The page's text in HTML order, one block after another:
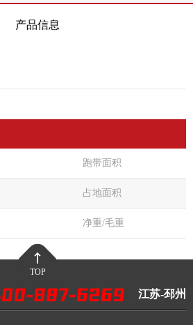
产品信息
跑带面积
占地面积
净重/毛重
TOP
江苏-邳州